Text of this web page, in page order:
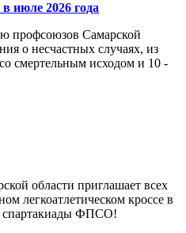
июле 2026 года
профсоюзов Самарской
о несчастных случаях, из
смертельным исходом и 10 -
области приглашает всех
легкоатлетическом кроссе в
спартакиады ФПСО!